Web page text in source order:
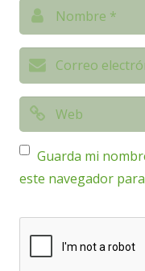
Guarda mi
este navegador